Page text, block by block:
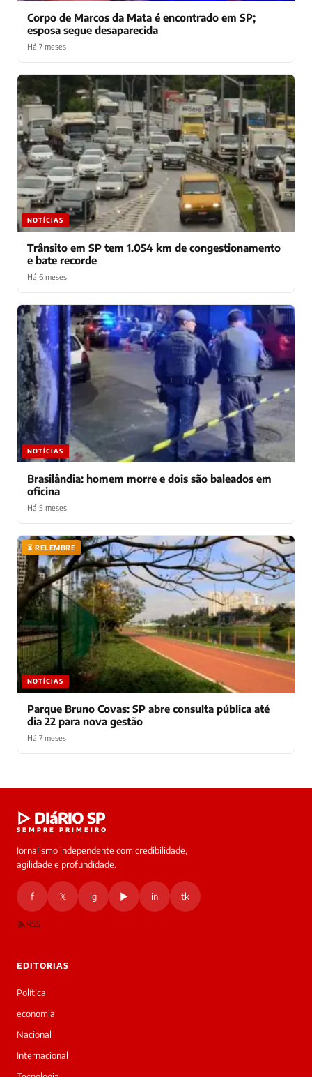
Corpo de Marcos da Mata é encontrado em SP;
esposa segue desaparecida
Há 7 meses
NOTÍCIAS
Trânsito em SP tem 1.054 km de congestionamento
e bate recorde
Há 6 meses
NOTÍCIAS
Brasilândia: homem morre e dois são baleados em
oficina
Há 5 meses
⏳ RELEMBRE
NOTÍCIAS
Parque Bruno Covas: SP abre consulta pública até
dia 22 para nova gestão
Há 7 meses
online
Oi!
Boa
tarde!
a
▷ DIáRIO SP
SEMPRE PRIMEIRO
Jornalismo independente com credibilidade,
agilidade e profundidade.
f 𝕏 ig ▶ in tk
RSS
EDITORIAS
Política
economia
Nacional
Internacional